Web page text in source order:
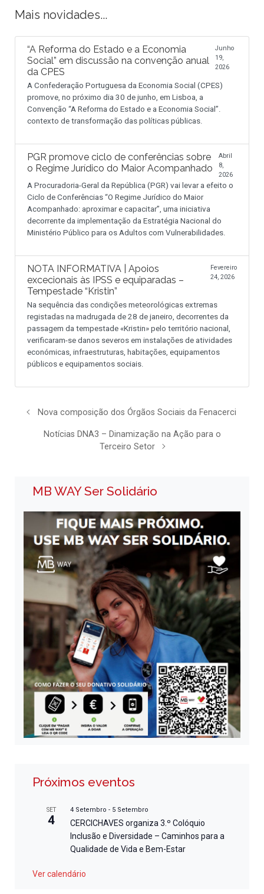
Mais novidades...
“A Reforma do Estado e a Economia
Social” em discussão na convenção anual
da CPES
Junho
19,
2026
A Confederação Portuguesa da Economia Social (CPES)
promove, no próximo dia 30 de junho, em Lisboa, a
Convenção “A Reforma do Estado e a Economia Social”.
contexto de transformação das políticas públicas.
PGR promove ciclo de conferências sobre
o Regime Jurídico do Maior Acompanhado
Abril
8,
2026
A Procuradoria-Geral da República (PGR) vai levar a efeito o
Ciclo de Conferências “O Regime Jurídico do Maior
Acompanhado: aproximar e capacitar”, uma iniciativa
decorrente da implementação da Estratégia Nacional do
Ministério Público para os Adultos com Vulnerabilidades.
NOTA INFORMATIVA | Apoios
excecionais às IPSS e equiparadas –
Tempestade “Kristin”
Fevereiro
24, 2026
Na sequência das condições meteorológicas extremas
registadas na madrugada de 28 de janeiro, decorrentes da
passagem da tempestade «Kristin» pelo território nacional,
verificaram-se danos severos em instalações de atividades
económicas, infraestruturas, habitações, equipamentos
públicos e equipamentos sociais.
Nova composição dos Órgãos Sociais da Fenacerci
Notícias DNA3 – Dinamização na Ação para o
Terceiro Setor
MB WAY Ser Solidário
Próximos eventos
SET
4
4 Setembro - 5 Setembro
CERCICHAVES organiza 3.º Colóquio
Inclusão e Diversidade – Caminhos para a
Qualidade de Vida e Bem-Estar
Ver calendário